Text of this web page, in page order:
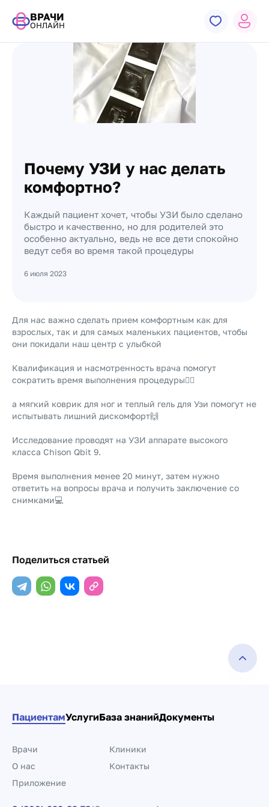
ВРАЧИ
ОНЛАЙН
Почему УЗИ у нас делать
комфортно?
Каждый пациент хочет, чтобы УЗИ было сделано
быстро и качественно, но для родителей это
особенно актуально, ведь не все дети спокойно
ведут себя во время такой процедуры
6 июля 2023
Для нас важно сделать прием комфортным как для
взрослых, так и для самых маленьких пациентов, чтобы
они покидали наш центр с улыбкой
Квалификация и насмотренность врача помогут
сократить время выполнения процедуры👨‍⚕️
а мягкий коврик для ног и теплый гель для Узи помогут не
испытывать лишний дискомфорт🙌
Исследование проводят на УЗИ аппарате высокого
класса Chison Qbit 9.
Время выполнения менее 20 минут, затем нужно
ответить на вопросы врача и получить заключение со
снимками💻
Поделиться статьей
ПациентамУслугиБаза знанийДокументы
Врачи
Клиники
О нас
Контакты
Приложение